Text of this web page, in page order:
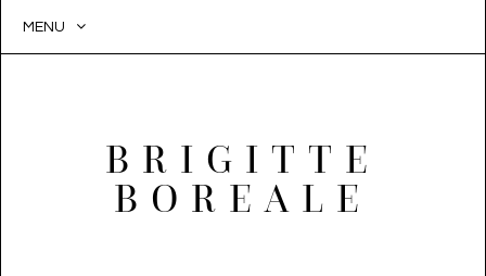
MENU
BRIGITTE
BOREALE